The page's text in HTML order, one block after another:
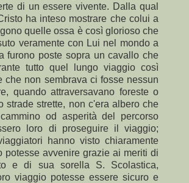
di un essere vivente. Dalla qual
ha inteso mostrare che colui a
quelle ossa è così glorioso che
veramente con Lui nel mondo a
furono poste sopra un cavallo che
tutto quel lungo viaggio così
che non sembrava ci fosse nessun
quando attraversavano foreste o
strade strette, non c'era albero che
od asperità del percorso
loro di proseguire il viaggio;
hanno visto chiaramente
potesse avvenire grazie ai meriti di
e di sua sorella S. Scolastica,
viaggio potesse essere sicuro e